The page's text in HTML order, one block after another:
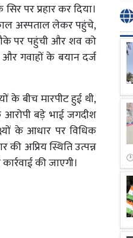
पर प्रहार कर दिया।
अस्पताल लेकर पहुंचे,
पर पहुंची और शव को
गवाहों के बयान दर्ज
के बीच मारपीट हुई थी,
आरोपी बड़े भाई जगदीश
के आधार पर विधिक
की अप्रिय स्थिति उत्पन्न
की जाएगी।